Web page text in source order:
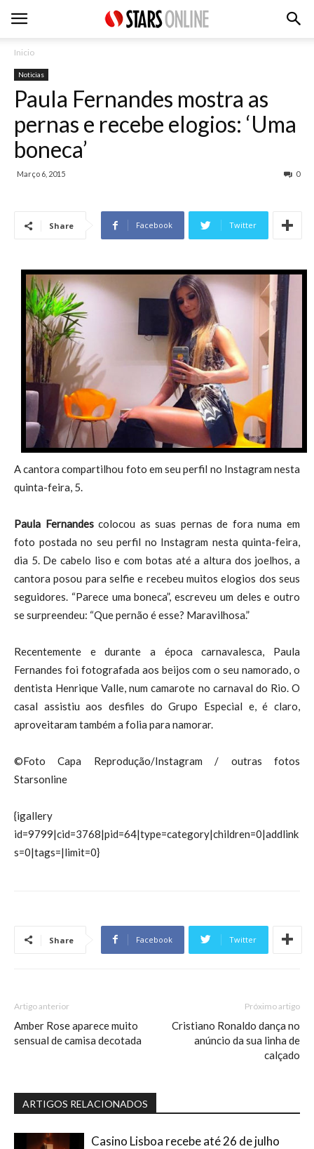
Inicio
Noticias
Paula Fernandes mostra as
pernas e recebe elogios: ‘Uma
boneca’
Março 6, 2015 0
Share Facebook Twitter
A cantora compartilhou foto em seu perfil no Instagram nesta
quinta-feira, 5.
Paula Fernandescolocou as suas pernas de fora numa em
foto postada no seu perfil no Instagram nesta quinta-feira,
dia 5. De cabelo liso e com botas até a altura dos joelhos, a
cantora posou para selfie e recebeu muitos elogios dos seus
seguidores. “Parece uma boneca”, escreveu um deles e outro
se surpreendeu: “Que pernão é esse? Maravilhosa.”
Recentemente e durante a época carnavalesca, Paula
Fernandes foi fotografada aos beijos com o seu namorado, o
dentista Henrique Valle, num camarote no carnaval do Rio. O
casal assistiu aos desfiles do Grupo Especial e, é claro,
aproveitaram também a folia para namorar.
©Foto Capa Reprodução/Instagram / outras fotos
Starsonline
{igallery
id=9799|cid=3768|pid=64|type=category|children=0|addlink
s=0|tags=|limit=0}
Share Facebook Twitter
Artigo anterior
Amber Rose aparece muito
sensual de camisa decotada
Próximo artigo
Cristiano Ronaldo dança no
anúncio da sua linha de
calçado
ARTIGOS RELACIONADOS
Casino Lisboa recebe até 26 de julho